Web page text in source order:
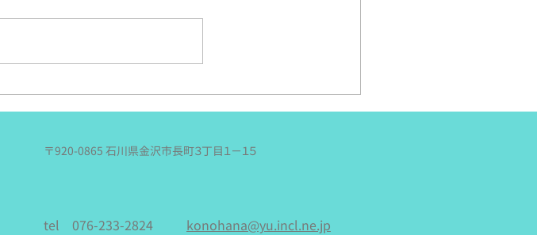
中のさくらあ
０％！？）、
事で荷物は
買って食べるというお楽しみも満
ぞ～！！」と意気込んで参ったの
ように！」と願いながら、電車に
〒920-0865 石川県金沢市長町３丁目１−１５
tel 076-233-2824 konohana@yu.incl.ne.jp